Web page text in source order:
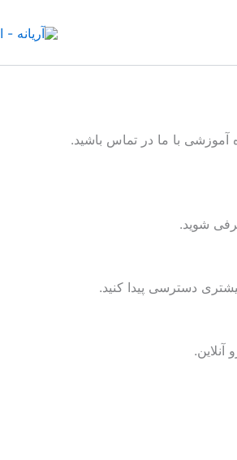
آموزشی با ما در تماس باشید.
شوید.
دسترسی پیدا کنید.